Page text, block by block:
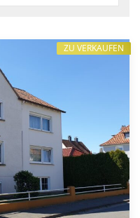
ZU VERKAUFEN